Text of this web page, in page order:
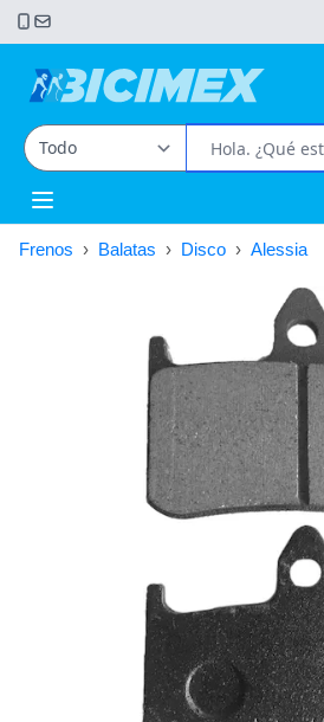
Open main menu
Frenos › Balatas › Disco › Alessia